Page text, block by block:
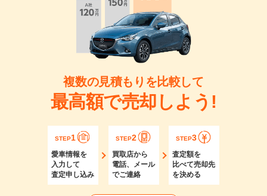
複数の見積もりを比較して
最高額で売却しよう!
STEP1
愛車情報を
入力して
査定申し込み
STEP2
買取店から
電話、メール
でご連絡
STEP3
査定額を
比べて売却先
を決める